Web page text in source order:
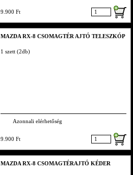
9.900 Ft
MAZDA RX-8 CSOMAGTÉR AJTÓ TELESZKÓP
1 szett (2db)
Azonnali elérhetőség
9.900 Ft
MAZDA RX-8 CSOMAGTÉRAJTÓ KÉDER